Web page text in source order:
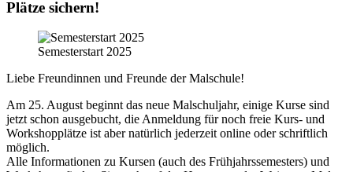
Plätze sichern!
Semesterstart 2025
Liebe Freundinnen und Freunde der Malschule!
Am 25. August beginnt das neue Malschuljahr, einige Kurse sind
jetzt schon ausgebucht, die Anmeldung für noch freie Kurs- und
Workshopplätze ist aber natürlich jederzeit online oder schriftlich
möglich.
Alle Informationen zu Kursen (auch des Frühjahrssemesters) und